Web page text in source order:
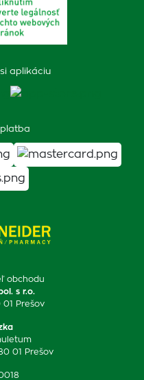
obchodu
s r.o.
01 Prešov
01 Prešov
aplikáciu